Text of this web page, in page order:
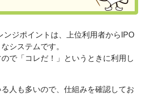
ンジポイントは、上位利用者からIPO
システムです。
で「コレだ！」というときに利用し
人も多いので、仕組みを確認してお